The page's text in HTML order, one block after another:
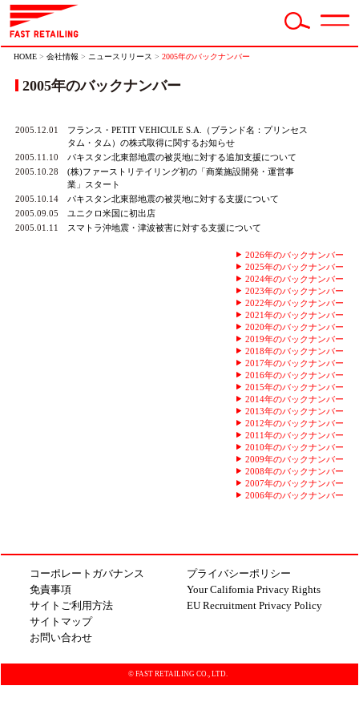
HOME > 会社情報 > ニュースリリース > 2005年のバックナンバー
2005年のバックナンバー
2005.12.01
フランス・PETIT VEHICULE S.A.（ブランド名：プリンセス
タム・タム）の株式取得に関するお知らせ
2005.11.10
パキスタン北東部地震の被災地に対する追加支援について
2005.10.28
(株)ファーストリテイリング初の「商業施設開発・運営事
業」スタート
2005.10.14
パキスタン北東部地震の被災地に対する支援について
2005.09.05
ユニクロ米国に初出店
2005.01.11
スマトラ沖地震・津波被害に対する支援について
2026年のバックナンバー
2025年のバックナンバー
2024年のバックナンバー
2023年のバックナンバー
2022年のバックナンバー
2021年のバックナンバー
2020年のバックナンバー
2019年のバックナンバー
2018年のバックナンバー
2017年のバックナンバー
2016年のバックナンバー
2015年のバックナンバー
2014年のバックナンバー
2013年のバックナンバー
2012年のバックナンバー
2011年のバックナンバー
2010年のバックナンバー
2009年のバックナンバー
2008年のバックナンバー
2007年のバックナンバー
2006年のバックナンバー
コーポレートガバナンス
免責事項
サイトご利用方法
サイトマップ
お問い合わせ
プライバシーポリシー
Your California Privacy Rights
EU Recruitment Privacy Policy
© FAST RETAILING CO., LTD.